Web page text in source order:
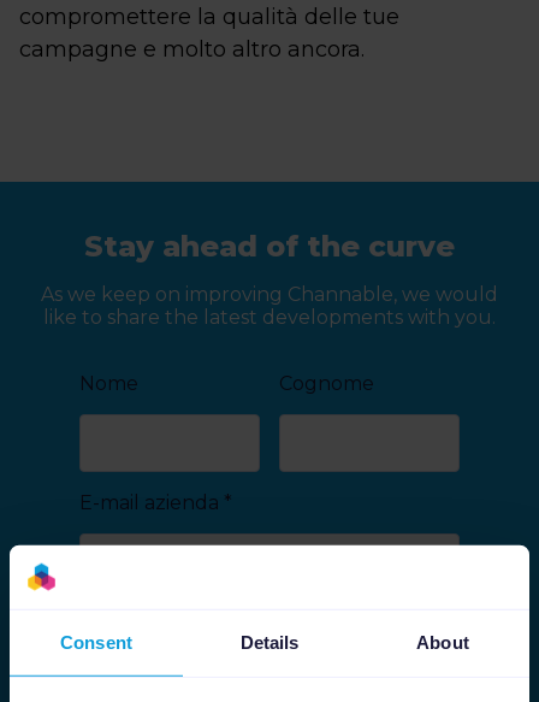
Consent Details About
compromettere la qualità delle tue
campagne e molto altro ancora.
Stay ahead of the curve
As we keep on improving Channable, we would
like to share the latest developments with you.
Nome Cognome
E-mail azienda *
Abbonati